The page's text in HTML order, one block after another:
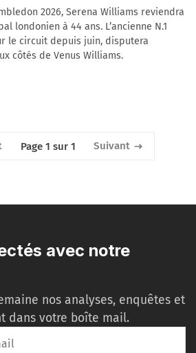
2026, Serena Williams reviendra
londonien à 44 ans. L’ancienne N.1
le circuit depuis juin, disputera
côtés de Venus Williams.
Page 1 sur 1 Suivant
avec notre
nos analyses, enquêtes et
dans votre boîte mail.